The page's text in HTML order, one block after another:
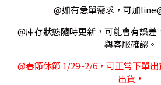
@如有急單需求，可加
@庫存狀態隨時更新，可能會有誤
與客服確認。
@春節休節 1/29~2/6，可正常下單
出貨，